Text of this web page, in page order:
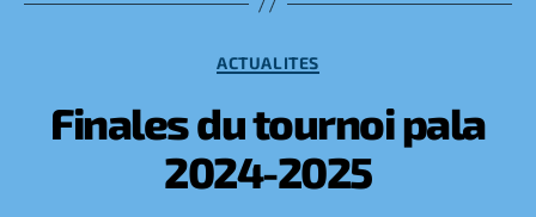
Catégories
ACTUALITES
Finales du tournoi pala
2024-2025